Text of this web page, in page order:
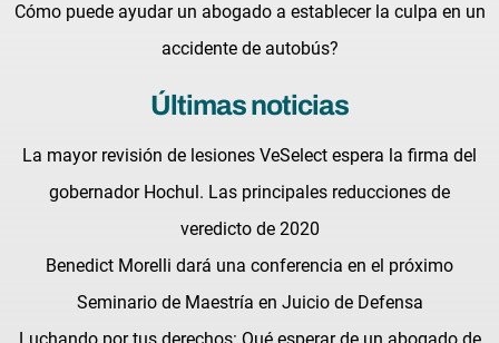
Cómo puede ayudar un abogado a establecer la culpa en un
accidente de autobús?
Últimas noticias
La mayor revisión de lesiones VeSelect espera la firma del
gobernador Hochul. Las principales reducciones de
veredicto de 2020
Benedict Morelli dará una conferencia en el próximo
Seminario de Maestría en Juicio de Defensa